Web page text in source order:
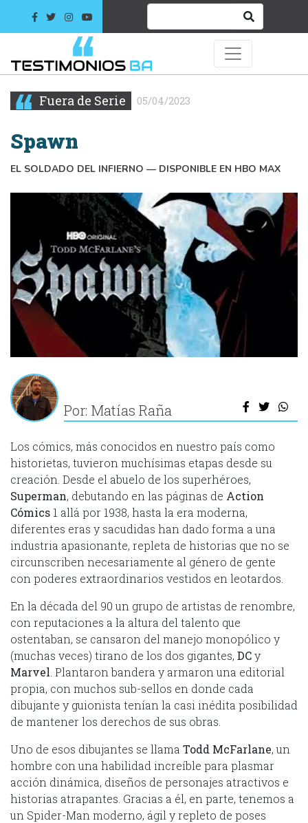
Fuera de Serie 05/04/2023
Spawn
EL SOLDADO DEL INFIERNO — DISPONIBLE EN HBO MAX
Por: Matías Raña
Los cómics, más conocidos en nuestro país como
historietas, tuvieron muchísimas etapas desde su
creación. Desde el abuelo de los superhéroes,
Superman, debutando en las páginas de Action
Cómics 1 allá por 1938, hasta la era moderna,
diferentes eras y sacudidas han dado forma a una
industria apasionante, repleta de historias que no se
circunscriben necesariamente al género de gente
con poderes extraordinarios vestidos en leotardos.
En la década del 90 un grupo de artistas de renombre,
con reputaciones a la altura del talento que
ostentaban, se cansaron del manejo monopólico y
(muchas veces) tirano de los dos gigantes, DCy
Marvel . Plantaron bandera y armaron una editorial
propia, con muchos sub-sellos en donde cada
dibujante y guionista tenían la casi inédita posibilidad
de mantener los derechos de sus obras.
Uno de esos dibujantes se llama Todd McFarlane, un
hombre con una habilidad increíble para plasmar
acción dinámica, diseños de personajes atractivos e
historias atrapantes. Gracias a él, en parte, tenemos a
un Spider-Man moderno, ágil y repleto de poses